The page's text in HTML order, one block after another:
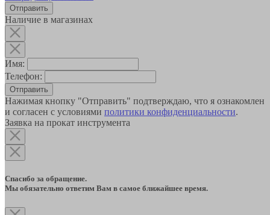
Наличие в магазинах
Имя:
Телефон:
Отправить
Нажимая кнопку "Отправить" подтверждаю, что я ознакомлен
и согласен с условиями политики конфиденциальности.
Заявка на прокат инструмента
Спасибо за обращение.
Мы обязательно ответим Вам в самое ближайшее время.